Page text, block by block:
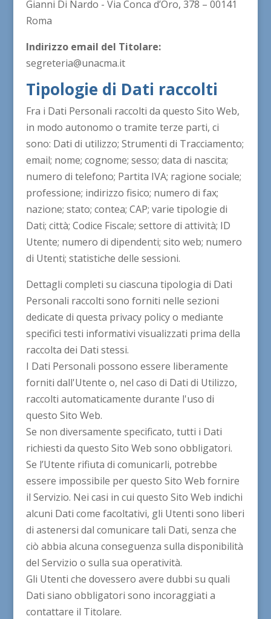
Gianni Di Nardo - Via Conca d’Oro, 378 – 00141
Roma
Indirizzo email del Titolare:
segreteria@unacma.it
Tipologie di Dati raccolti
Fra i Dati Personali raccolti da questo Sito Web,
in modo autonomo o tramite terze parti, ci
sono: Dati di utilizzo; Strumenti di Tracciamento;
email; nome; cognome; sesso; data di nascita;
numero di telefono; Partita IVA; ragione sociale;
professione; indirizzo fisico; numero di fax;
nazione; stato; contea; CAP; varie tipologie di
Dati; città; Codice Fiscale; settore di attività; ID
Utente; numero di dipendenti; sito web; numero
di Utenti; statistiche delle sessioni.
Dettagli completi su ciascuna tipologia di Dati
Personali raccolti sono forniti nelle sezioni
dedicate di questa privacy policy o mediante
specifici testi informativi visualizzati prima della
raccolta dei Dati stessi.
I Dati Personali possono essere liberamente
forniti dall'Utente o, nel caso di Dati di Utilizzo,
raccolti automaticamente durante l'uso di
questo Sito Web.
Se non diversamente specificato, tutti i Dati
richiesti da questo Sito Web sono obbligatori.
Se l’Utente rifiuta di comunicarli, potrebbe
essere impossibile per questo Sito Web fornire
il Servizio. Nei casi in cui questo Sito Web indichi
alcuni Dati come facoltativi, gli Utenti sono liberi
di astenersi dal comunicare tali Dati, senza che
ciò abbia alcuna conseguenza sulla disponibilità
del Servizio o sulla sua operatività.
Gli Utenti che dovessero avere dubbi su quali
Dati siano obbligatori sono incoraggiati a
contattare il Titolare.